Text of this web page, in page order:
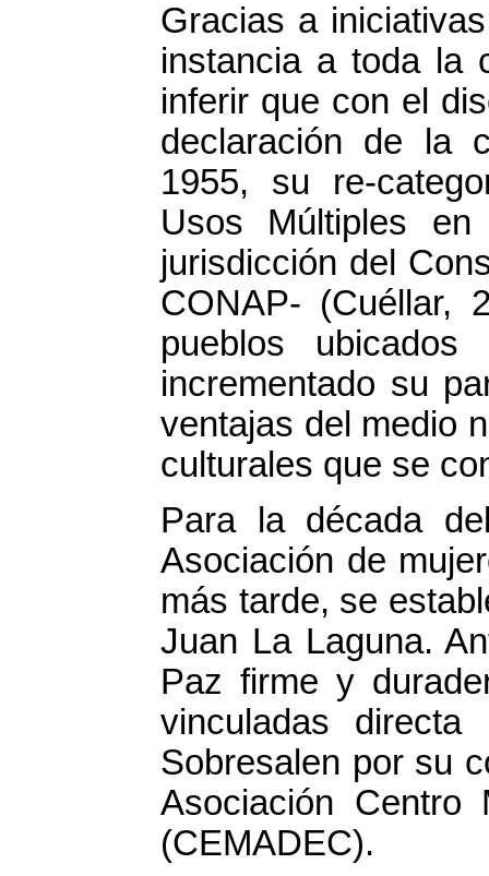
Gracias a
instancia a toda la
inferir que con el
declaración de la
1955, su re-
Usos Múltiples
jurisdicción del
CONAP- (Cuéllar,
pueblos
incrementado su
ventajas del medio
culturales que se
Para la década
Asociación de
más tarde, se
Juan La Laguna.
Paz firme y
vinculadas
Sobresalen por su
Asociación Centro
(CEMADEC).